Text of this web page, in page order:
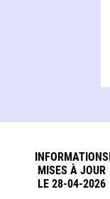
INFORMATIONS
MISES À JOUR
LE 28-04-2026